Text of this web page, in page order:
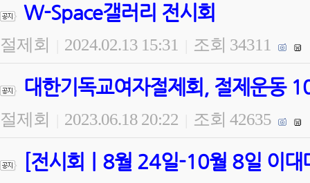
W-Space갤러리 전시회
절제회 2024.02.13 15:31 조회 34311
대한기독교여자절제회, 절제운동
절제회 2023.06.18 20:22 조회 42635
[전시회ㅣ8월 24일-10월 8일 이